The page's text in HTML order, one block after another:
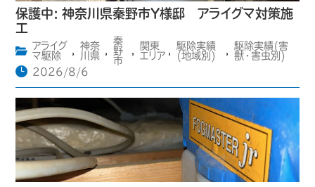
保護中: 神奈川県秦野市Y様邸 アライグマ対策施
工
アライグ
マ駆除
,
神奈
川県 ,
秦
野
市
,
関東
エリア ,
駆除実績
(地域別)
,
駆除実績(害
獣・害虫別)
2026/8/6